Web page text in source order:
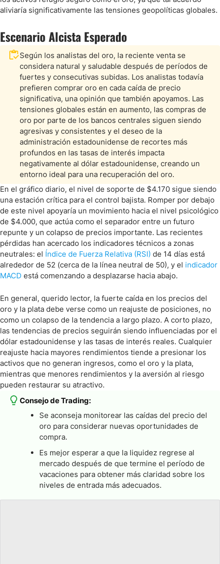
aliviaría significativamente las tensiones geopolíticas globales.
Escenario Alcista Esperado
Según los analistas del oro, la reciente venta se
considera natural y saludable después de períodos de
fuertes y consecutivas subidas. Los analistas todavía
prefieren comprar oro en cada caída de precio
significativa, una opinión que también apoyamos. Las
tensiones globales están en aumento, las compras de
oro por parte de los bancos centrales siguen siendo
agresivas y consistentes y el deseo de la
administración estadounidense de recortes más
profundos en las tasas de interés impacta
negativamente al dólar estadounidense, creando un
entorno ideal para una recuperación del oro.
En el gráfico diario, el nivel de soporte de $4.170 sigue siendo
una estación crítica para el control bajista. Romper por debajo
de este nivel apoyaría un movimiento hacia el nivel psicológico
de $4.000, que actúa como el separador entre un futuro
repunte y un colapso de precios importante. Las recientes
pérdidas han acercado los indicadores técnicos a zonas
neutrales: el Índice de Fuerza Relativa (RSI) de 14 días está
alrededor de 52 (cerca de la línea neutral de 50), y el indicador
MACD está comenzando a desplazarse hacia abajo.
En general, querido lector, la fuerte caída en los precios del
oro y la plata debe verse como un reajuste de posiciones, no
como un colapso de la tendencia a largo plazo. A corto plazo,
las tendencias de precios seguirán siendo influenciadas por el
dólar estadounidense y las tasas de interés reales. Cualquier
reajuste hacia mayores rendimientos tiende a presionar los
activos que no generan ingresos, como el oro y la plata,
mientras que menores rendimientos y la aversión al riesgo
pueden restaurar su atractivo.
Consejo de Trading:
Se aconseja monitorear las caídas del precio del
oro para considerar nuevas oportunidades de
compra.
Es mejor esperar a que la liquidez regrese al
mercado después de que termine el período de
vacaciones para obtener más claridad sobre los
niveles de entrada más adecuados.